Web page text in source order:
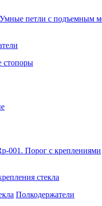
Умные петли c подъемным
стопоры
001. Порог с креплениями
стекла
Полкодержатели